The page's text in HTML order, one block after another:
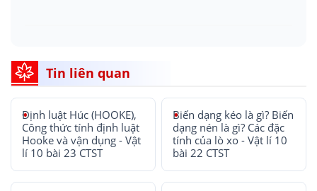
Tin liên quan
Định luật Húc (HOOKE),
Công thức tính định luật
Hooke và vận dụng - Vật
lí 10 bài 23 CTST
Biến dạng kéo là gì? Biến
dạng nén là gì? Các đặc
tính của lò xo - Vật lí 10
bài 22 CTST